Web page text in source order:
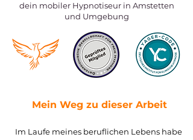
dein mobiler Hypnotiseur in Amstetten
und Umgebung
Mein Weg zu dieser Arbeit
Im Laufe meines beruflichen Lebens habe